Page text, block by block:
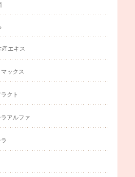
エキス
ックス
クト
アルファ